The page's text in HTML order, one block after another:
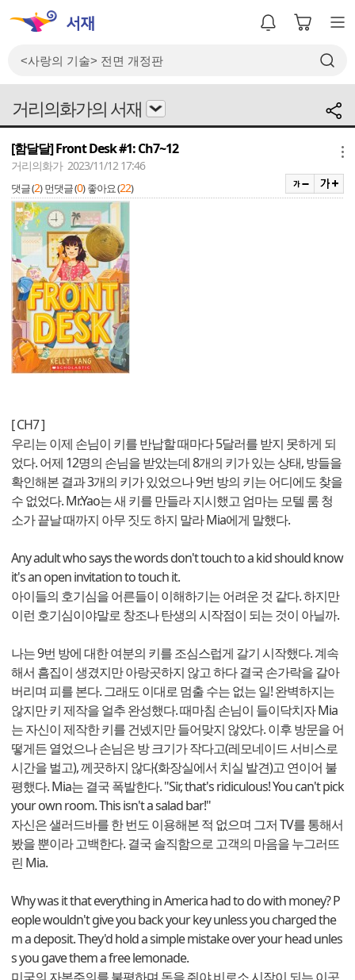
거리의화가의 서재
[함달달] Front Desk #1: Ch7~12
거리의화가 2023/11/12 17:46
댓글 (2) 먼댓글 (0) 좋아요 (22)
[ CH7 ]
우리는 이제 손님이 키를 반납할 때마다 5달러를 받지 못하게 되
었다. 어제 12명의 손님을 받았는데 8개의 키가 있는 상태, 방들을
확인해본 결과 3개의 키가 있었으나 9번 방의 키는 어디에도 찾을
수 없었다. Mr.Yao는 새 키를 만들라 지시했고 엄마는 모텔 룸 청
소가 끝날 때까지 아무 짓도 하지 말라 Mia에게 말했다.
Any adult who says the words don't touch to a kid should know
it's an open invitation to touch it.
아이들의 호기심을 어른들이 이해하기는 어려운 것 같다. 하지만
이런 호기심이야말로 창조나 탄생의 시작점이 되는 것이 아닐까.
나는 9번 방에 대한 여분의 키를 조심스럽게 갈기 시작했다. 계속
해서 흠집이 생겼지만 아랑곳하지 않고 하다 결국 손가락을 갈아
버리며 피를 본다. 그래도 이대로 멈출 수는 없는 일! 완벽하지는
않지만 키 제작을 얼추 완성했다. 때마침 손님이 들이닥치자 Mia
는 자신이 제작한 키를 건넸지만 들어맞지 않았다. 이후 방문을 어
떻게든 열었으나 손님은 방 크기가 작다고(레모네이드 서비스로
시간을 벌고), 께끗하지 않다(화장실에서 치실 발견)고 연이어 불
평했다. Mia는 결국 폭발한다. "Sir, that's ridiculous! You can't pick
your own room. This isn't a salad bar!"
자신은 샐러드바를 한 번도 이용해본 적 없으며 그저 TV를 통해서
봤을 뿐이라 고백한다. 결국 솔직함으로 고객의 마음을 누그러뜨
린 Mia.
Why was it that everything in America had to do with money? P
eople wouldn't give you back your key unless you charged the
m a deposit. They'd hold a simple mistake over your head unles
s you gave them a free lemonade.